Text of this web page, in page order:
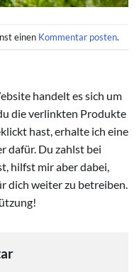
einen Kommentar posten.
handelt es sich um
die verlinkten Produkte
hast, erhalte ich eine
dafür. Du zahlst bei
hilfst mir aber dabei,
dich weiter zu betreiben.